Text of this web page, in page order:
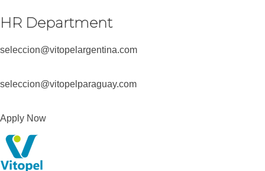
HR Department
seleccion@vitopelargentina.com
seleccion@vitopelparaguay.com
Apply Now